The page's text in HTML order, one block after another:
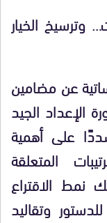
وترسيخ الخيار
عن مضامين
الإعداد الجيد
على أهمية
المتعلقة
نمط الاقتراع
وتقاليد